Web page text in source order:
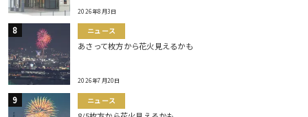
2026年8月3日
ニュース
あさって枚方から花火見えるかも
2026年7月20日
ニュース